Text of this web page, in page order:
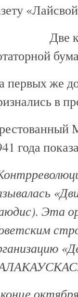
Две
первых же
в
года
Эта